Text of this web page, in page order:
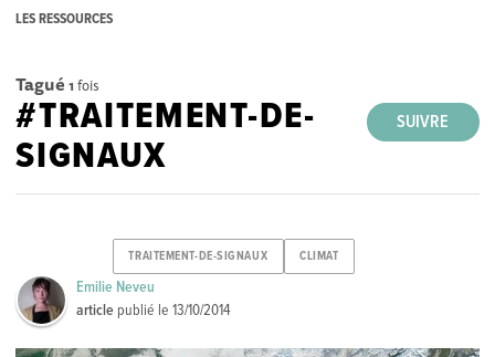
LES RESSOURCES
Tagué 1 fois
SUIVRE
#TRAITEMENT-DE-
SIGNAUX
TRAITEMENT-DE-SIGNAUX CLIMAT
Emilie Neveu
article publié le13/10/2014